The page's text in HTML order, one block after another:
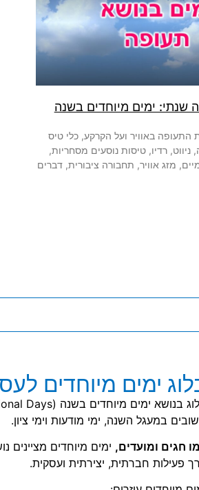
שנתי: ימים מיוחדים בשנה
התעופה באוויר ועל הקרקע, כלי טיס
ניווט, רדיו, טיסות נוסעים מסחריות,
מזג אוויר, תחבורה ציבורית, דברים
ימים מיוחדים
במעגל השנה, ימי מודעות וימי ציון.
חגים ומועדים, ימים מיוחדים
פעילות חברתית, יצירתית ועסקית.